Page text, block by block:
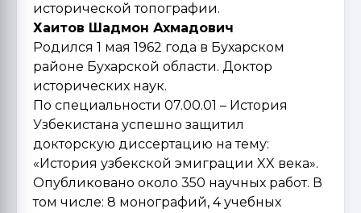
исторической топографии.
Хаитов Шадмон Ахмадович
Родился 1 мая 1962 года в Бухарском
районе Бухарской области. Доктор
исторических наук.
По специальности 07.00.01 – История
Узбекистана успешно защитил
докторскую диссертацию на тему:
«История узбекской эмиграции XX века».
Опубликовано около 350 научных работ. В
том числе: 8 монографий, 4 учебных